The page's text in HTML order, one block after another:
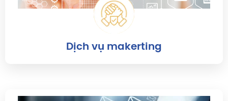
Dịch vụ makerting